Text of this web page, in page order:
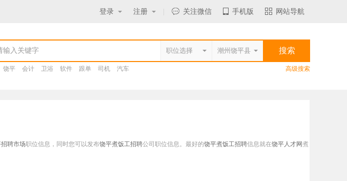
登录 注册 关注微信 手机版 网站导航
饶平 会计 卫浴 软件 跟单 司机 汽车 高级搜索
聘市场职位信息，同时您可以发布饶平煮饭工招聘公司职位信息。最好的饶平煮饭工招聘信息就在饶平人才网煮